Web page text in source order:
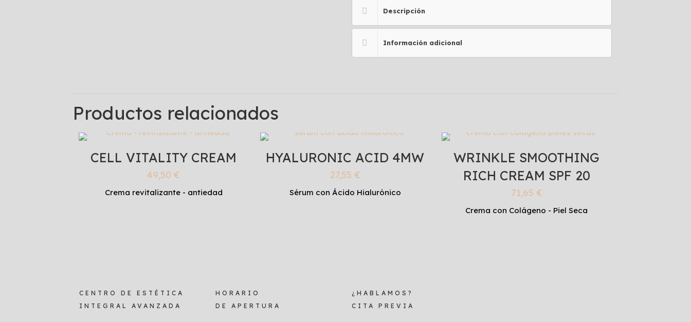
Descripción
Información adicional
Productos relacionados
CELL VITALITY CREAM
49,50€
Crema revitalizante - antiedad
HYALURONIC ACID 4MW
27,55 €
Sérum con Ácido Hialurónico
WRINKLE SMOOTHING
RICH CREAM SPF 20
71,65 €
Crema con Colágeno - Piel Seca
CENTRO DE ESTÉTICA
INTEGRAL AVANZADA
HORARIO
DE APERTURA
¿HABLAMOS?
CITA PREVIA